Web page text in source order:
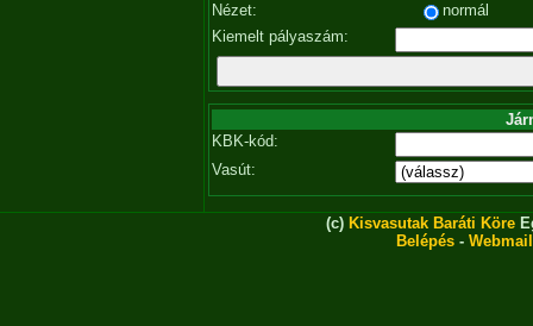
Nézet:
normál
Kiemelt pályaszám:
KBK-kód:
Vasút:
(c) Kisvasutak Baráti Köre
Belépés - Webmail